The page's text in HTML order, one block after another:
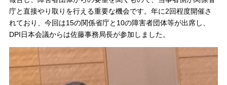
庁と直接やり取りを行える重要な機会です。年に2回程度開催さ
れており、今回は15の関係省庁と10の障害者団体等が出席し、
DPI日本会議からは佐藤事務局長が参加しました。